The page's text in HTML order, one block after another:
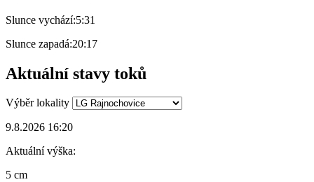
Slunce vychází:5:31
Slunce zapadá:20:17
Aktuální stavy toků
Výběr lokality
9.8.2026 16:20
Aktuální výška:
5 cm